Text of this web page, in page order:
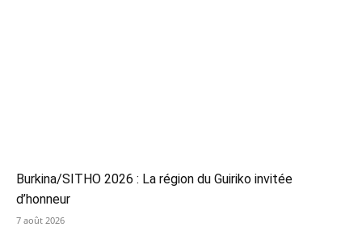
Burkina/SITHO 2026 : La région du Guiriko invitée
d’honneur
7 août 2026